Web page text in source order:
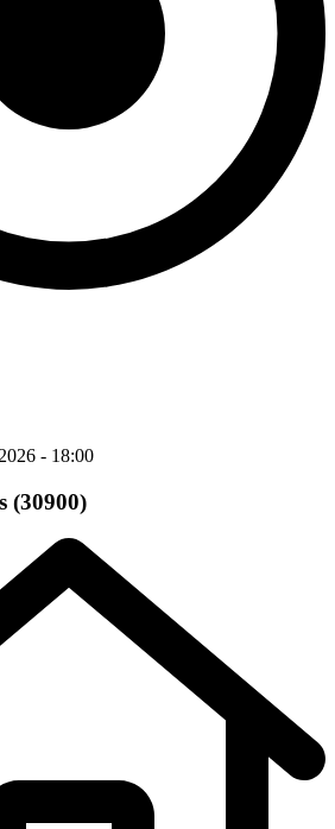
- 18:00
(30900)